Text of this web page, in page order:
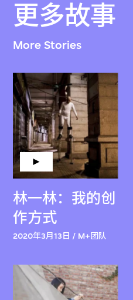
更多故事
More Stories
林一林：我的创
作方式
2020年3月13日 / M+团队